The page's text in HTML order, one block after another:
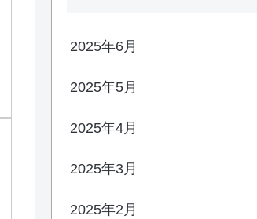
2025年6月
2025年5月
2025年4月
2025年3月
2025年2月